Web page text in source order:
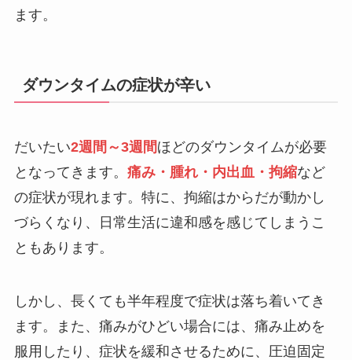
ます。
ダウンタイムの症状が辛い
だいたい2週間～3週間ほどのダウンタイムが必要
となってきます。 痛み・腫れ・内出血・拘縮など
の症状が現れます。特に、拘縮はからだが動かし
づらくなり、日常生活に違和感を感じてしまうこ
ともあります。
しかし、長くても半年程度で症状は落ち着いてき
ます。また、痛みがひどい場合には、痛み止めを
服用したり、症状を緩和させるために、圧迫固定